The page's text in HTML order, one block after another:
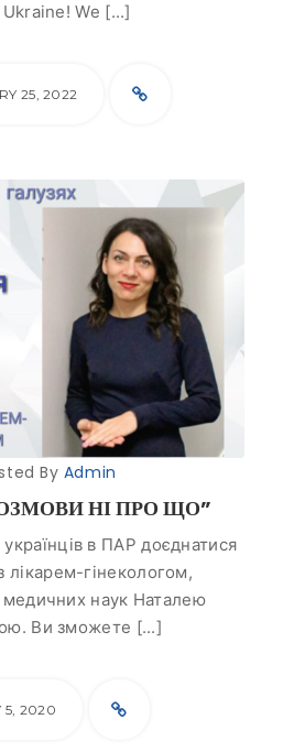
We [...]
25, 2022
By Admin
НІ ПРО ЩО”
в ПАР доєднатися
лікарем-гінекологом,
наук Наталею
Ви зможете [...]
5, 2020